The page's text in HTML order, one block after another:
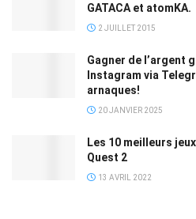
GATACA et atomKA.
2 JUILLET 2015
Gagner de l’argent
Instagram via
arnaques!
20 JANVIER 2025
Les 10 meilleurs
Quest 2
13 AVRIL 2022